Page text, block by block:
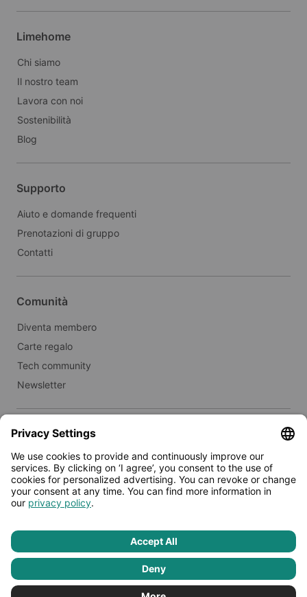
Limehome
Chi siamo
Il nostro team
Lavora con noi
Sostenibilità
Blog
Supporto
Aiuto e domande frequenti
Prenotazioni di gruppo
Contatti
Comunità
Diventa membero
Carte regalo
Tech community
Newsletter
Immobili
Affitta a Limehome
Stampa
Termini e condizioni